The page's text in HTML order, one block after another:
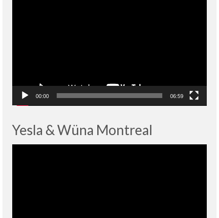
00:00 06:59
Yesla & Wüna Montreal